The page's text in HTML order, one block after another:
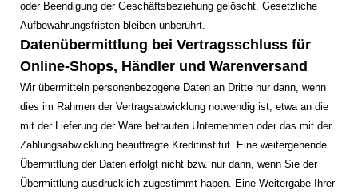
oder Beendigung der Geschäftsbeziehung gelöscht. Gesetzliche
Aufbewahrungsfristen bleiben unberührt.
Datenübermittlung bei Vertragsschluss für
Online-Shops, Händler und Warenversand
Wir übermitteln personenbezogene Daten an Dritte nur dann, wenn
dies im Rahmen der Vertragsabwicklung notwendig ist, etwa an die
mit der Lieferung der Ware betrauten Unternehmen oder das mit der
Zahlungsabwicklung beauftragte Kreditinstitut. Eine weitergehende
Übermittlung der Daten erfolgt nicht bzw. nur dann, wenn Sie der
Übermittlung ausdrücklich zugestimmt haben. Eine Weitergabe Ihrer